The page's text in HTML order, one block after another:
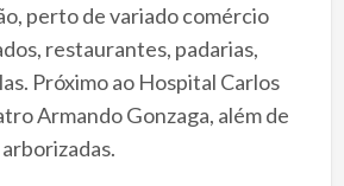
perto de variado comércio
restaurantes, padarias,
Próximo ao Hospital Carlos
Armando Gonzaga, além de